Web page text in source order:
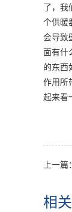
了，
个供暖
会导致
面有什
的东西
作用所
起来看
上一
相